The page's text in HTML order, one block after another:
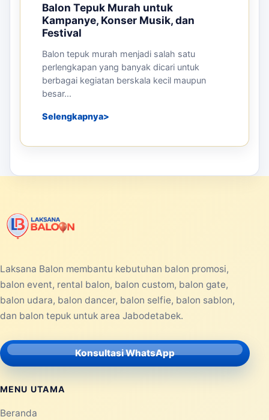
Balon Tepuk Murah untuk
Kampanye, Konser Musik, dan
Festival
Balon tepuk murah menjadi salah satu
perlengkapan yang banyak dicari untuk
berbagai kegiatan berskala kecil maupun
besar...
Selengkapnya
Laksana Balon membantu kebutuhan balon promosi,
balon event, rental balon, balon custom, balon gate,
balon udara, balon dancer, balon selfie, balon sablon,
dan balon tepuk untuk area Jabodetabek.
Konsultasi WhatsApp
MENU UTAMA
Beranda